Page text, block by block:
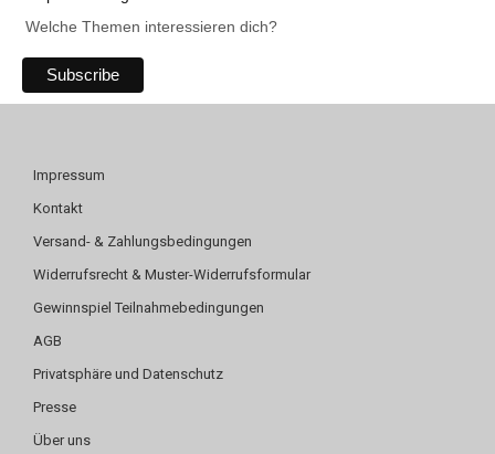
Welche Themen interessieren dich?
Impressum
Kontakt
Versand- & Zahlungsbedingungen
Widerrufsrecht & Muster-Widerrufsformular
Gewinnspiel Teilnahmebedingungen
AGB
Privatsphäre und Datenschutz
Presse
Über uns